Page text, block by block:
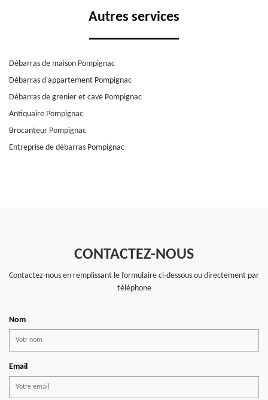
Autres services
Débarras de maison Pompignac
Débarras d'appartement Pompignac
Débarras de grenier et cave Pompignac
Antiquaire Pompignac
Brocanteur Pompignac
Entreprise de débarras Pompignac
CONTACTEZ-NOUS
Contactez-nous en remplissant le formulaire ci-dessous ou directement par
téléphone
Nom
Email